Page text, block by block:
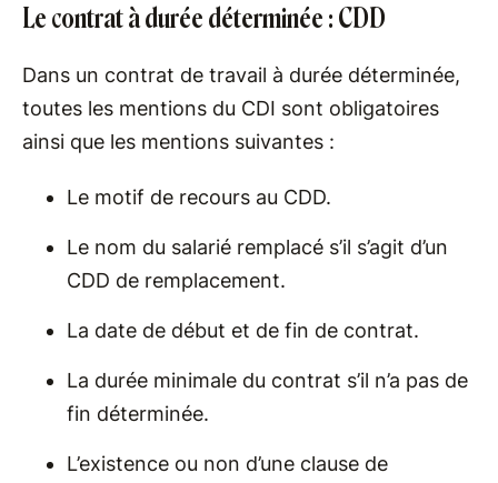
Le contrat à durée déterminée : CDD
Dans un contrat de travail à durée déterminée,
toutes les mentions du CDI sont obligatoires
ainsi que les mentions suivantes :
Le motif de recours au CDD.
Le nom du salarié remplacé s’il s’agit d’un
CDD de remplacement.
La date de début et de fin de contrat.
La durée minimale du contrat s’il n’a pas de
fin déterminée.
L’existence ou non d’une clause de